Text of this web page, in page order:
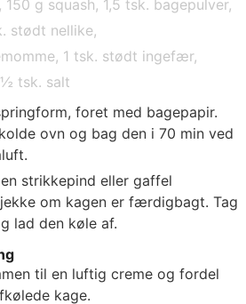
150 g squash, 1,5 tsk. bagepulver,
stødt nellike,
1 tsk. stødt ingefær,
½ tsk. salt
foret med bagepapir.
ovn og bag den i 70 min ved
strikkepind eller gaffel
om kagen er færdigbagt. Tag
lad den køle af.
til en luftig creme og fordel
kage.